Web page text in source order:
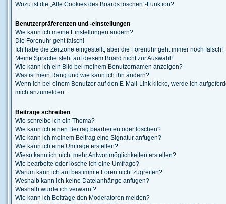
Wozu ist die „Alle Cookies des Boards löschen“-Funktion?
Benutzerpräferenzen und -einstellungen
Wie kann ich meine Einstellungen ändern?
Die Forenuhr geht falsch!
Ich habe die Zeitzone eingestellt, aber die Forenuhr geht immer noch falsch!
Meine Sprache steht auf diesem Board nicht zur Auswahl!
Wie kann ich ein Bild bei meinem Benutzernamen anzeigen?
Was ist mein Rang und wie kann ich ihn ändern?
Wenn ich bei einem Benutzer auf den E-Mail-Link klicke, werde ich
mich anzumelden.
Beiträge schreiben
Wie schreibe ich ein Thema?
Wie kann ich einen Beitrag bearbeiten oder löschen?
Wie kann ich meinem Beitrag eine Signatur anfügen?
Wie kann ich eine Umfrage erstellen?
Wieso kann ich nicht mehr Antwortmöglichkeiten erstellen?
Wie bearbeite oder lösche ich eine Umfrage?
Warum kann ich auf bestimmte Foren nicht zugreifen?
Weshalb kann ich keine Dateianhänge anfügen?
Weshalb wurde ich verwarnt?
Wie kann ich Beiträge den Moderatoren melden?